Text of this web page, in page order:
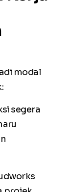
modal
segera